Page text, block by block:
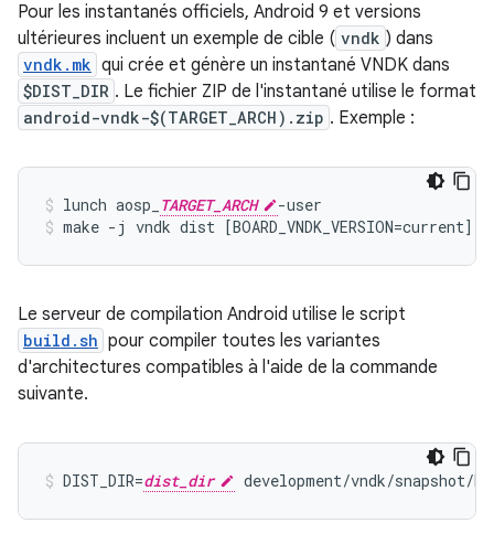
Pour les instantanés officiels, Android 9 et versions
ultérieures incluent un exemple de cible ( vndk ) dans
vndk.mk qui crée et génère un instantané VNDK dans
$DIST_DIR . Le fichier ZIP de l'instantané utilise le format
android-vndk-$(TARGET_ARCH).zip . Exemple :
lunch aosp_ TARGET_ARCH
-user
make -j vndk dist [BOARD_VNDK_VERSION=current]
Le serveur de compilation Android utilise le script
build.sh pour compiler toutes les variantes
d'architectures compatibles à l'aide de la commande
suivante.
DIST_DIR=dist_dir